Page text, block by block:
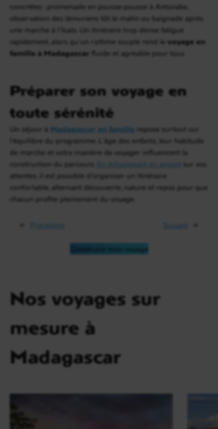
concrètes : promenade en pousse-pousse à Antsirabe,
observation des lémuriens tôt le matin ou baignade après
une marche à l’Isalo. Un itinéraire trop dense fatigue
rapidement, alors qu’un rythme souple rend le voyage en
famille à Madagascar fluide et agréable pour tous.
Préparer son voyage en
toute sérénité
Un séjour à Madagascar en famille repose surtout sur
l’équilibre du programme. L’âge des enfants, leur habitude
de marche et votre manière de voyager influencent la
construction du parcours.
En échangeant en amont
sur vos
attentes, il est possible d’organiser un itinéraire
confortable, alternant découverte, nature et repos pour que
chacun profite pleinement du voyage.
← Suivant →
Construire mon voyage
Nos voyages sur
mesure à
Madagascar